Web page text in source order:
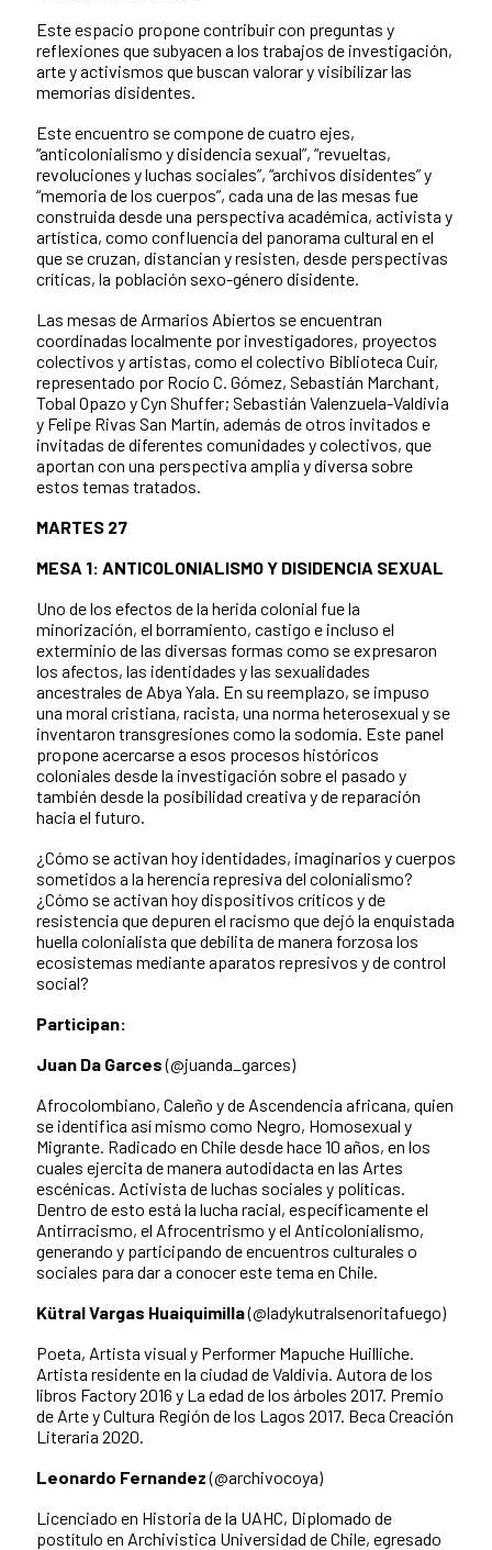
Este espacio propone contribuir con preguntas y
reflexiones que subyacen a los trabajos de investigación,
arte y activismos que buscan valorar y visibilizar las
memorias disidentes.
Este encuentro se compone de cuatro ejes,
“anticolonialismo y disidencia sexual”, “revueltas,
revoluciones y luchas sociales”, “archivos disidentes” y
“memoria de los cuerpos”, cada una de las mesas fue
construida desde una perspectiva académica, activista y
artística, como confluencia del panorama cultural en el
que se cruzan, distancian y resisten, desde perspectivas
críticas, la población sexo-género disidente.
Las mesas de Armarios Abiertos se encuentran
coordinadas localmente por investigadores, proyectos
colectivos y artistas, como el colectivo Biblioteca Cuir,
representado por Rocío C. Gómez, Sebastián Marchant,
Tobal Opazo y Cyn Shuffer; Sebastián Valenzuela-Valdivia
y Felipe Rivas San Martín, además de otros invitados e
invitadas de diferentes comunidades y colectivos, que
aportan con una perspectiva amplia y diversa sobre
estos temas tratados.
MARTES 27
MESA 1: ANTICOLONIALISMO Y DISIDENCIA SEXUAL
Uno de los efectos de la herida colonial fue la
minorización, el borramiento, castigo e incluso el
exterminio de las diversas formas como se expresaron
los afectos, las identidades y las sexualidades
ancestrales de Abya Yala. En su reemplazo, se impuso
una moral cristiana, racista, una norma heterosexual y se
inventaron transgresiones como la sodomía. Este panel
propone acercarse a esos procesos históricos
coloniales desde la investigación sobre el pasado y
también desde la posibilidad creativa y de reparación
hacia el futuro.
¿Cómo se activan hoy identidades, imaginarios y cuerpos
sometidos a la herencia represiva del colonialismo?
¿Cómo se activan hoy dispositivos críticos y de
resistencia que depuren el racismo que dejó la enquistada
huella colonialista que debilita de manera forzosa los
ecosistemas mediante aparatos represivos y de control
social?
Participan:
Juan Da Garces(@juanda_garces)
Afrocolombiano, Caleño y de Ascendencia africana, quien
se identifica así mismo como Negro, Homosexual y
Migrante. Radicado en Chile desde hace 10 años, en los
cuales ejercita de manera autodidacta en las Artes
escénicas. Activista de luchas sociales y políticas.
Dentro de esto está la lucha racial, específicamente el
Antirracismo, el Afrocentrismo y el Anticolonialismo,
generando y participando de encuentros culturales o
sociales para dar a conocer este tema en Chile.
Kütral Vargas Huaiquimilla(@ladykutralsenoritafuego)
Poeta, Artista visual y Performer Mapuche Huilliche.
Artista residente en la ciudad de Valdivia. Autora de los
libros Factory 2016 y La edad de los árboles 2017. Premio
de Arte y Cultura Región de los Lagos 2017. Beca Creación
Literaria 2020.
Leonardo Fernandez(@archivocoya)
Licenciado en Historia de la UAHC, Diplomado de
postítulo en Archivistica Universidad de Chile, egresado